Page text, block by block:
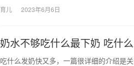
育儿 2023年6月6日
奶水不够吃什么最下奶 吃什
吃什么发奶快又多，一篇很详细的介绍是